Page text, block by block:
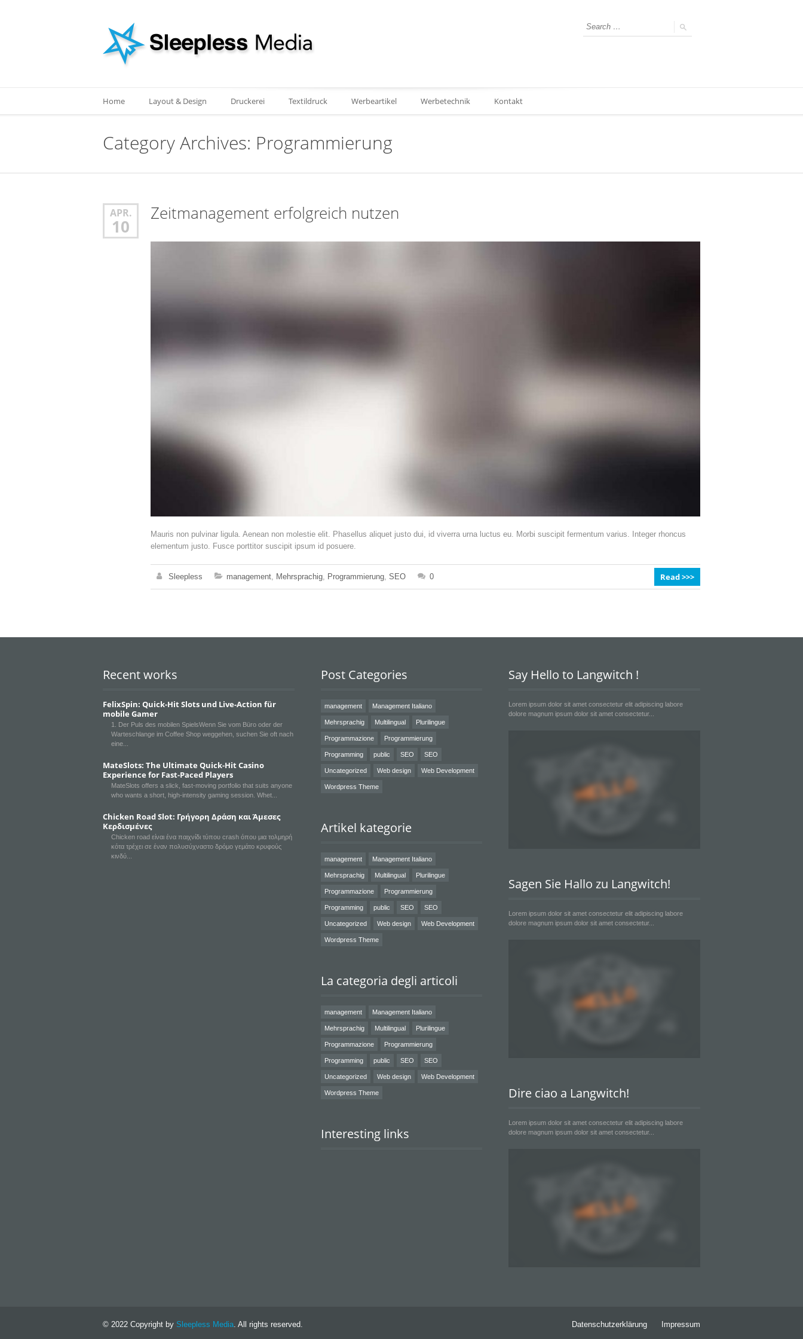
Home Layout & Design Druckerei Textildruck Werbeartikel Werbetechnik Kontakt
Category Archives: Programmierung
APR.
10
Zeitmanagement erfolgreich nutzen
Mauris non pulvinar ligula. Aenean non molestie elit. Phasellus aliquet justo dui, id viverra urna luctus eu. Morbi suscipit fermentum varius. Integer rhoncus
elementum justo. Fusce porttitor suscipit ipsum id posuere.
Sleepless management, Mehrsprachig, Programmierung, SEO 0 Read >>>
Recent works
FelixSpin: Quick‑Hit Slots und Live-Action für
mobile Gamer
1. Der Puls des mobilen SpielsWenn Sie vom Büro oder der
Warteschlange im Coffee Shop weggehen, suchen Sie oft nach
eine
MateSlots: The Ultimate Quick‑Hit Casino
Experience for Fast‑Paced Players
MateSlots offers a slick, fast‑moving portfolio that suits anyone
who wants a short, high‑intensity gaming session. Whet
Chicken Road Slot: Γρήγορη Δράση και Άμεσες
Κερδισμένες
Chicken road είναι ένα παιχνίδι τύπου crash όπου μια τολμηρή
κότα τρέχει σε έναν πολυσύχναστο δρόμο γεμάτο κρυφούς
κινδύ
Post Categories
management Management Italiano
Mehrsprachig Multilingual Plurilingue
Programmazione Programmierung
Programming public SEO SEO
Uncategorized Web design Web Development
Wordpress Theme
Artikel kategorie
management Management Italiano
Mehrsprachig Multilingual Plurilingue
Programmazione Programmierung
Programming public SEO SEO
Uncategorized Web design Web Development
Wordpress Theme
La categoria degli articoli
management Management Italiano
Mehrsprachig Multilingual Plurilingue
Programmazione Programmierung
Programming public SEO SEO
Uncategorized Web design Web Development
Wordpress Theme
Interesting links
Say Hello to Langwitch !
Lorem ipsum dolor sit amet consectetur elit adipiscing labore
dolore magnum ipsum dolor sit amet consectetur...
Sagen Sie Hallo zu Langwitch!
Lorem ipsum dolor sit amet consectetur elit adipiscing labore
dolore magnum ipsum dolor sit amet consectetur...
Dire ciao a Langwitch!
Lorem ipsum dolor sit amet consectetur elit adipiscing labore
dolore magnum ipsum dolor sit amet consectetur...
Datenschutzerklärung Impressum
© 2022 Copyright by Sleepless Media. All rights reserved.